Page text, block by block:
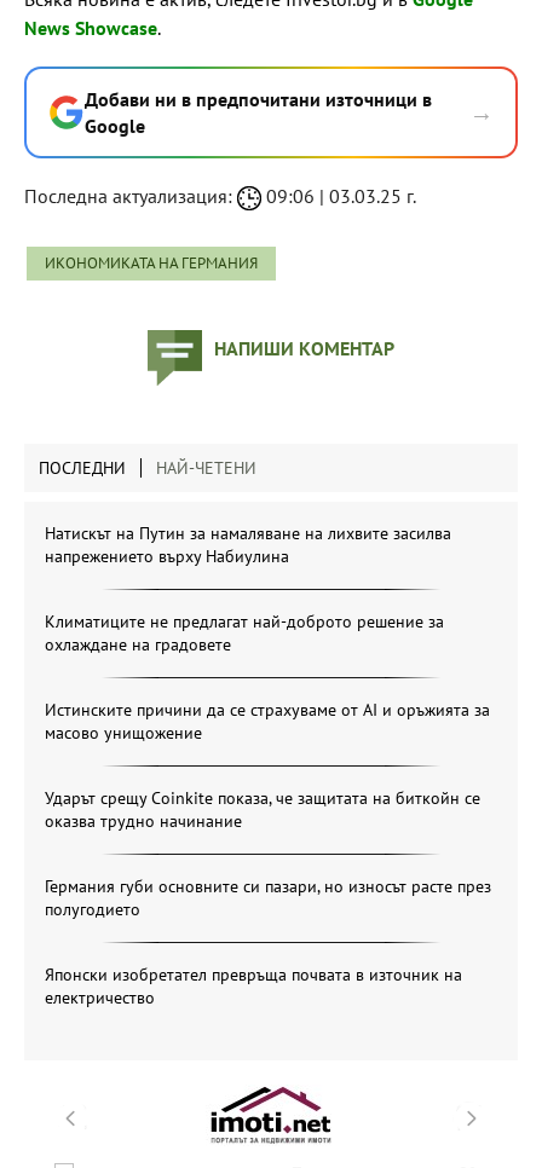
News Showcase.
Добави ни в предпочитани източници в
Google
→
Последна актуализация: 09:06 | 03.03.25 г.
ИКОНОМИКАТА НА ГЕРМАНИЯ
НАПИШИ КОМЕНТАР
ПОСЛЕДНИ НАЙ-ЧЕТЕНИ
Натискът на Путин за намаляване на лихвите засилва
напрежението върху Набиулина
Климатиците не предлагат най-доброто решение за
охлаждане на градовете
Истинските причини да се страхуваме от AI и оръжията за
масово унищожение
Ударът срещу Coinkite показа, че защитата на биткойн се
оказва трудно начинание
Германия губи основните си пазари, но износът расте през
полугодието
Японски изобретател превръща почвата в източник на
електричество